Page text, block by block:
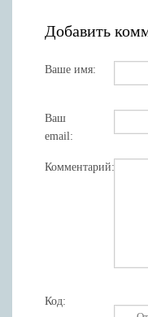
Добавить
Ваше имя:
Ваш
email:
Комментарий:
Код: